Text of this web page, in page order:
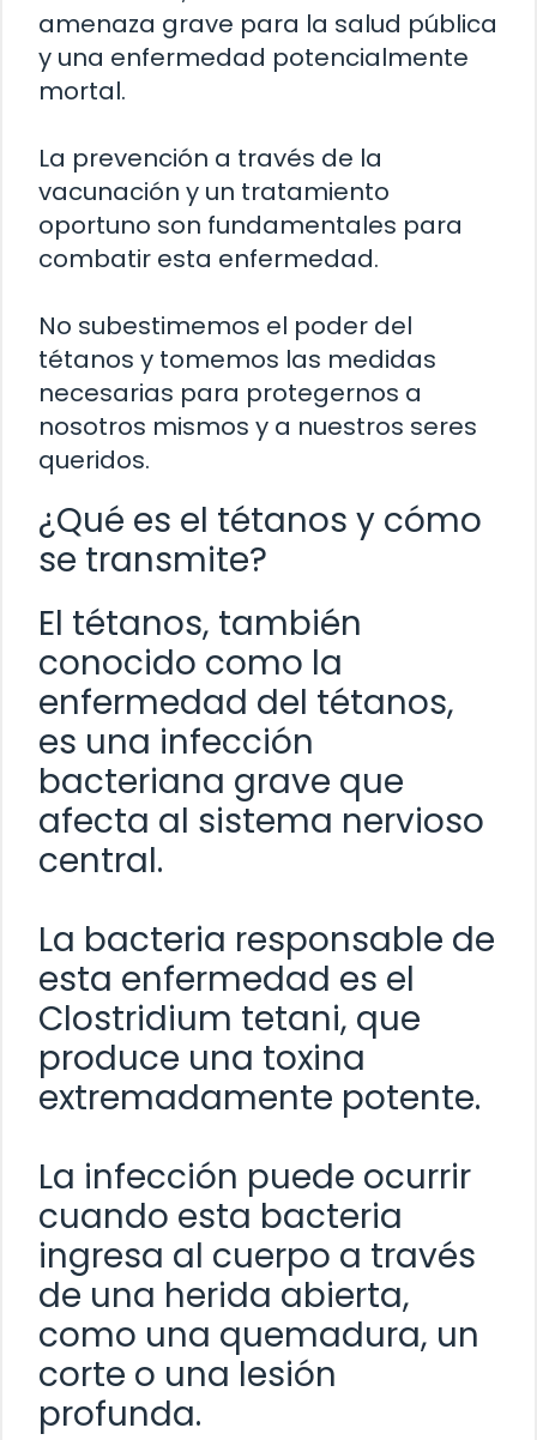
amenaza grave para la salud pública
y una enfermedad potencialmente
mortal.
La prevención a través de la
vacunación y un tratamiento
oportuno son fundamentales para
combatir esta enfermedad.
No subestimemos el poder del
tétanos y tomemos las medidas
necesarias para protegernos a
nosotros mismos y a nuestros seres
queridos.
¿Qué es el tétanos y cómo
se transmite?
El tétanos, también
conocido como la
enfermedad del tétanos,
es una infección
bacteriana grave que
afecta al sistema nervioso
central.
La bacteria responsable de
esta enfermedad es el
Clostridium tetani, que
produce una toxina
extremadamente potente.
La infección puede ocurrir
cuando esta bacteria
ingresa al cuerpo a través
de una herida abierta,
como una quemadura, un
corte o una lesión
profunda.